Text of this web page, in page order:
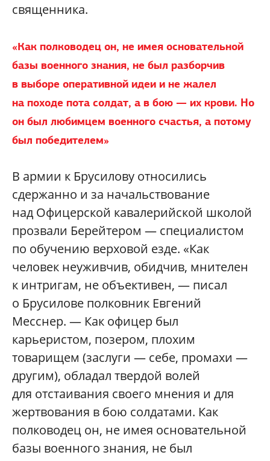
священника.
«Как полководец он, не имея основательной
базы военного знания, не был разборчив
в выборе оперативной идеи и не жалел
на походе пота солдат, а в бою — их крови. Но
он был любимцем военного счастья, а потому
был победителем»
В армии к Брусилову относились
сдержанно и за начальствование
над Офицерской кавалерийской школой
прозвали Берейтером — специалистом
по обучению верховой езде. «Как
человек неуживчив, обидчив, мнителен
к интригам, не объективен, — писал
о Брусилове полковник Евгений
Месснер. — Как офицер был
карьеристом, позером, плохим
товарищем (заслуги — себе, промахи —
другим), обладал твердой волей
для отстаивания своего мнения и для
жертвования в бою солдатами. Как
полководец он, не имея основательной
базы военного знания, не был